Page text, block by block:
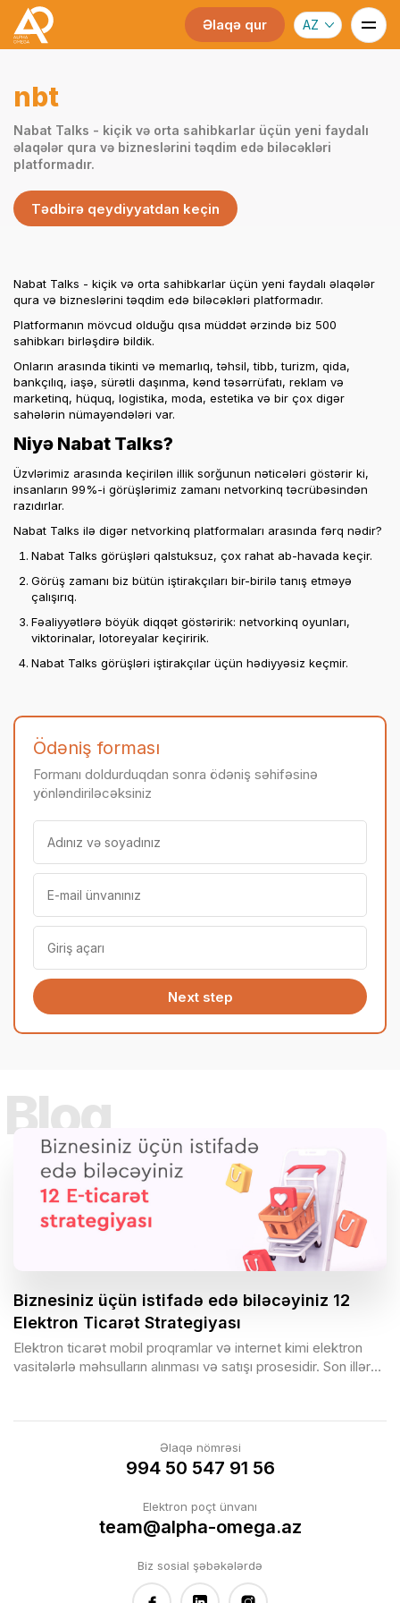
Əlaqə qur AZ
nbt
Nabat Talks - kiçik və orta sahibkarlar üçün yeni faydalı
əlaqələr qura və bizneslərini təqdim edə biləcəkləri
platformadır.
Tədbirə qeydiyyatdan keçin
Nabat Talks - kiçik və orta sahibkarlar üçün yeni faydalı əlaqələr
qura və bizneslərini təqdim edə biləcəkləri platformadır.
Platformanın mövcud olduğu qısa müddət ərzində biz 500
sahibkarı birləşdirə bildik.
Onların arasında tikinti və memarlıq, təhsil, tibb, turizm, qida,
bankçılıq, iaşə, sürətli daşınma, kənd təsərrüfatı, reklam və
marketinq, hüquq, logistika, moda, estetika və bir çox digər
sahələrin nümayəndələri var.
Niyə Nabat Talks?
Üzvlərimiz arasında keçirilən illik sorğunun nəticələri göstərir ki,
insanların 99%-i görüşlərimiz zamanı netvorkinq təcrübəsindən
razıdırlar.
Nabat Talks ilə digər netvorkinq platformaları arasında fərq nədir?
Nabat Talks görüşləri qalstuksuz, çox rahat ab-havada keçir.
Görüş zamanı biz bütün iştirakçıları bir-birilə tanış etməyə
çalışırıq.
Fəaliyyətlərə böyük diqqət göstəririk: netvorkinq oyunları,
viktorinalar, lotoreyalar keçiririk.
Nabat Talks görüşləri iştirakçılar üçün hədiyyəsiz keçmir.
Ödəniş forması
Formanı doldurduqdan sonra ödəniş səhifəsinə
yönləndiriləcəksiniz
Next step
Bloq
Biznesiniz üçün istifadə edə biləcəyiniz 12
Elektron Ticarət Strategiyası
Elektron ticarət mobil proqramlar və internet kimi elektron
vasitələrlə məhsulların alınması və satışı prosesidir. Son illər
ticarət müştərilərə coğrafi maneələri dəf etməyə və onlara
istənilən vaxt istənilən yerdən məhsul almağa imkan yaradır.
Elektron ticarət biznesinizə marketinq imkanlarından məhsul
çeşidlərinizin artırılmasına və daha çox satış yaratmağa qədər
etmiş veb-sayt ilə siz nəinki bu məqsədlərə nail ola bilə, həm
də müştərilərinizə gecə-gündüz rahat xidmət təklif edə
Əlaqə nömrəsi
994 50 547 91 56
Elektron poçt ünvanı
team@alpha-omega.az
Biz sosial şəbəkələrdə